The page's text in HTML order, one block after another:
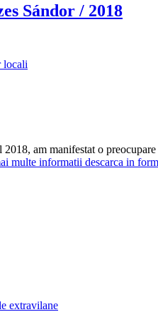
Sándor / 2018
locali
am manifestat o
multe informatii descarca in
extravilane